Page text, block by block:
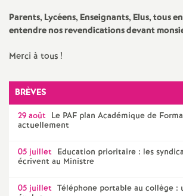
Parents, Lycéens, Enseignants, Elus, tous
entendre nos revendications devant
Merci à tous !
BRÈVES
29 août Le PAF plan Académique de
actuellement
05 juillet Education prioritaire : les
écrivent au Ministre
05 juillet Téléphone portable au collège :